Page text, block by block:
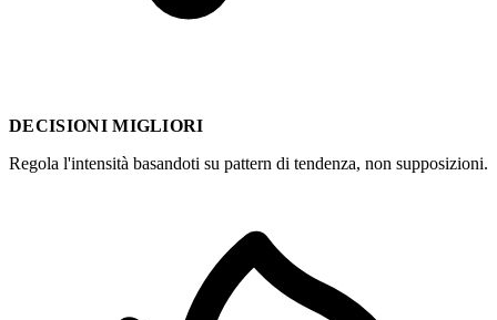
DECISIONI MIGLIORI
Regola l'intensità basandoti su pattern di tendenza, non supposizioni.